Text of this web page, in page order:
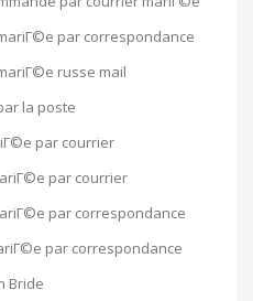
par correspondance
russe mail
la poste
par courrier
par courrier
par correspondance
par correspondance
Bride